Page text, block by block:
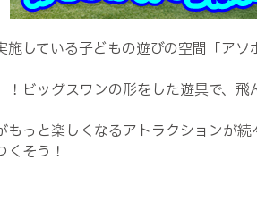
している子どもの遊びの空間「アソ
ビッグスワンの形をした遊具で、
っと楽しくなるアトラクションが続
そう！